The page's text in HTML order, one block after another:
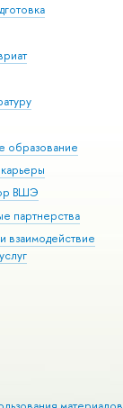
образование
ВШЭ
партнерства
взаимодействие